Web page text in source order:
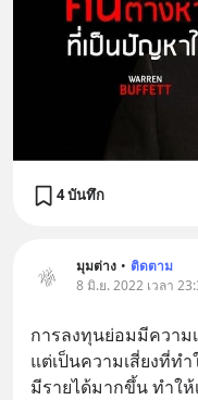
4 บันทึก
มุมต่าง • ติดตาม
8 มิ.ย. 2022 เวลา
การลงทุนย่อมมีความ
แต่เป็นความเสี่ยงที่ทำ
มีรายได้มากขึ้น ทำให้